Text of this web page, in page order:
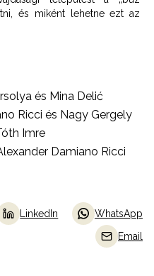
és miként lehetne ezt az
és Mina Delić
Ricci és Nagy Gergely
Imre
Damiano Ricci
LinkedIn
WhatsApp
Email